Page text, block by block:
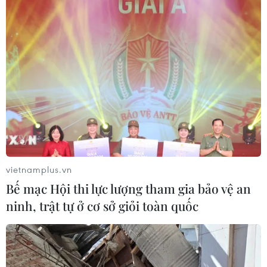
vietnamplus.vn
Bế mạc Hội thi lực lượng tham gia bảo vệ an
ninh, trật tự ở cơ sở giỏi toàn quốc